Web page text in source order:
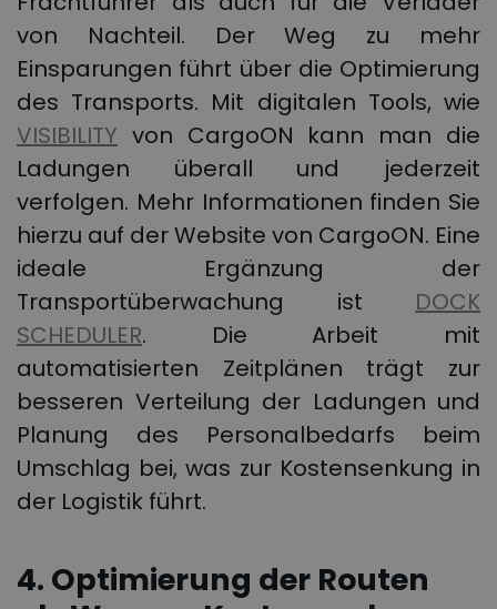
von Nachteil. Der Weg zu mehr
Einsparungen führt über die Optimierung
des Transports. Mit digitalen Tools, wie
VISIBILITY von CargoON kann man die
Ladungen überall und jederzeit
verfolgen. Mehr Informationen finden Sie
hierzu auf der Website von CargoON. Eine
ideale Ergänzung der
Transportüberwachung ist DOCK
SCHEDULER. Die Arbeit mit
automatisierten Zeitplänen trägt zur
besseren Verteilung der Ladungen und
Planung des Personalbedarfs beim
Umschlag bei, was zur Kostensenkung in
der Logistik führt.
4. Optimierung der Routen